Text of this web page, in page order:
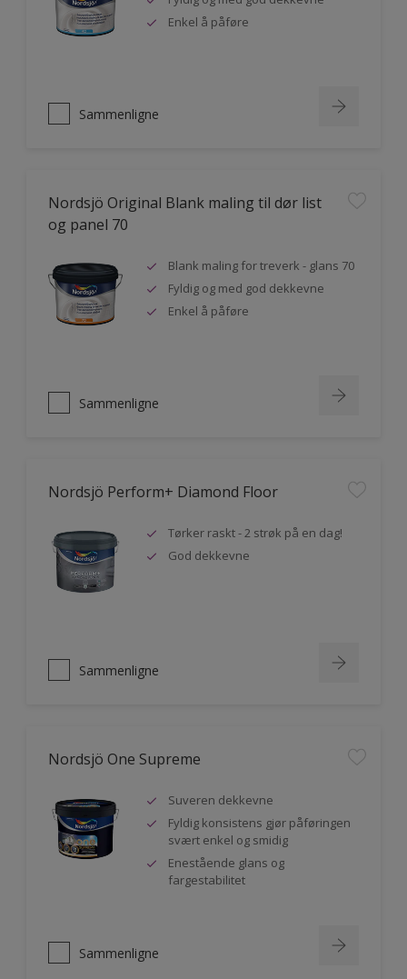
Enkel å påføre
Sammenligne
Nordsjö Original Blank maling til dør list
og panel 70
Blank maling for treverk - glans 70
Fyldig og med god dekkevne
Enkel å påføre
Sammenligne
Nordsjö Perform+ Diamond Floor
Tørker raskt - 2 strøk på en dag!
God dekkevne
Sammenligne
Nordsjö One Supreme
Suveren dekkevne
Fyldig konsistens gjør påføringen
svært enkel og smidig
Enestående glans og
fargestabilitet
Sammenligne